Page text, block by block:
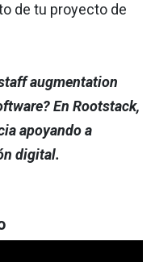
de tu proyecto de
augmentation
En Rootstack,
apoyando a
digital.